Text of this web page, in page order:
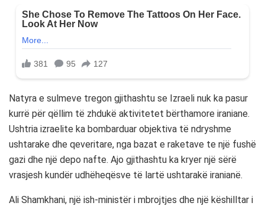
Natyra e sulmeve tregon gjithashtu se Izraeli nuk ka pasur
kurrë për qëllim të zhdukë aktivitetet bërthamore iraniane.
Ushtria izraelite ka bombarduar objektiva të ndryshme
ushtarake dhe qeveritare, nga bazat e raketave te një fushë
gazi dhe një depo nafte. Ajo gjithashtu ka kryer një sërë
vrasjesh kundër udhëheqësve të lartë ushtarakë iranianë.
Ali Shamkhani, një ish-ministër i mbrojtjes dhe një këshilltar i